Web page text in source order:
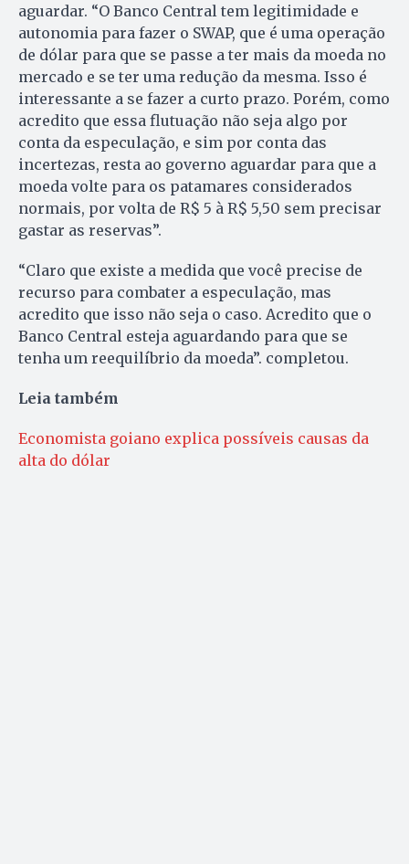
aguardar. “O Banco Central tem legitimidade e
autonomia para fazer o SWAP, que é uma operação
de dólar para que se passe a ter mais da moeda no
mercado e se ter uma redução da mesma. Isso é
interessante a se fazer a curto prazo. Porém, como
acredito que essa flutuação não seja algo por
conta da especulação, e sim por conta das
incertezas, resta ao governo aguardar para que a
moeda volte para os patamares considerados
normais, por volta de R$ 5 à R$ 5,50 sem precisar
gastar as reservas”.
“Claro que existe a medida que você precise de
recurso para combater a especulação, mas
acredito que isso não seja o caso. Acredito que o
Banco Central esteja aguardando para que se
tenha um reequilíbrio da moeda”. completou.
Leia também
Economista goiano explica possíveis causas da
alta do dólar